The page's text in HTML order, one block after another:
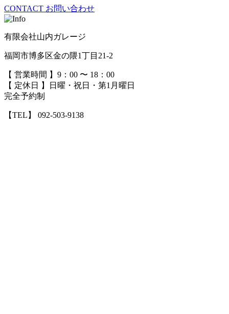
CONTACT お問い合わせ
有限会社山内ガレージ
福岡市博多区金の隈1丁目21-2
【 営業時間 】9：00 〜 18：00
【 定休日 】日曜・祝日・第1月曜日
完全予約制
【TEL】 092-503-9138